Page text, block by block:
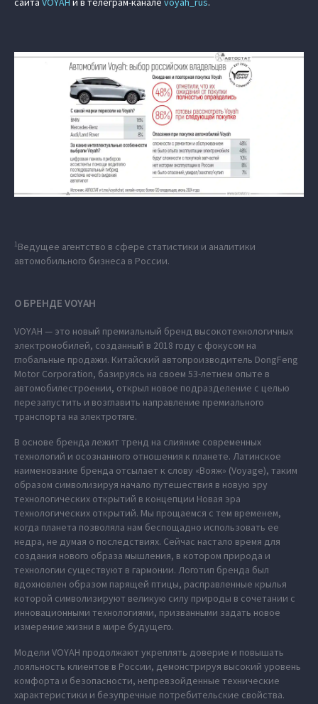
1Ведущее агентство в сфере статистики и аналитики
автомобильного бизнеса в России.
О БРЕНДЕ VOYAH
VOYAH — это новый премиальный бренд высокотехнологичных
электромобилей, созданный в 2018 году с фокусом на
глобальные продажи. Китайский автопроизводитель DongFeng
Motor Corporation, базируясь на своем 53-летнем опыте в
автомобилестроении, открыл новое подразделение с целью
перезапустить и возглавить направление премиального
транспорта на электротяге.
В основе бренда лежит тренд на слияние современных
технологий и осознанного отношения к планете. Латинское
наименование бренда отсылает к слову «Вояж» (Voyage), таким
образом символизируя начало путешествия в новую эру
технологических открытий в концепции Новая эра
технологических открытий. Мы прощаемся с тем временем,
когда планета позволяла нам беспощадно использовать ее
недра, не думая о последствиях. Сейчас настало время для
создания нового образа мышления, в котором природа и
технологии существуют в гармонии. Логотип бренда был
вдохновлен образом парящей птицы, расправленные крылья
которой символизируют великую силу природы в сочетании с
инновационными технологиями, призванными задать новое
измерение жизни в мире будущего.
Модели VOYAH продолжают укреплять доверие и повышать
лояльность клиентов в России, демонстрируя высокий уровень
комфорта и безопасности, непревзойденные технические
характеристики и безупречные потребительские свойства.